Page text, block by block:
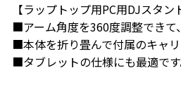
【ラップトップ用PC用DJスタン
■アーム角度を360度調整できて
■本体を折り畳んで付属のキャ
■タブレットの仕様にも最適です